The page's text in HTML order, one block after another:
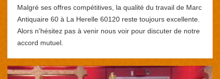
Malgré ses offres compétitives, la qualité du travail de Marc
Antiquaire 60 à La Herelle 60120 reste toujours excellente.
Alors n'hésitez pas à venir nous voir pour discuter de notre
accord mutuel.